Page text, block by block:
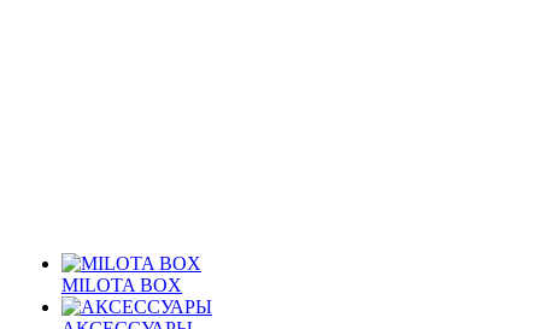
MILOTA BOX